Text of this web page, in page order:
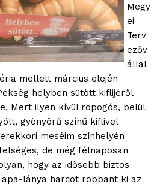
Megy
ei
Terv
ezőv
állal
mellett március elején
helyben sütött kiflijéről
Mert ilyen kívül ropogós, belül
gyönyörű színű kiflivel
meséim színhelyén
de még félnaposan
hogy az idősebb biztos
apa-lánya harcot robbant ki az